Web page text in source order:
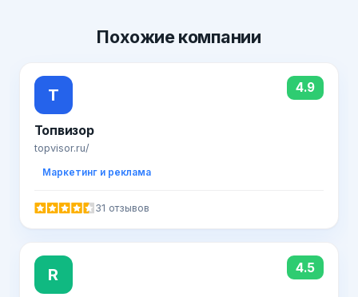
Похожиекомпании
Т 4.9
Топвизор
topvisor.ru/
Маркетинг и реклама
31 отзывов
R 4.5